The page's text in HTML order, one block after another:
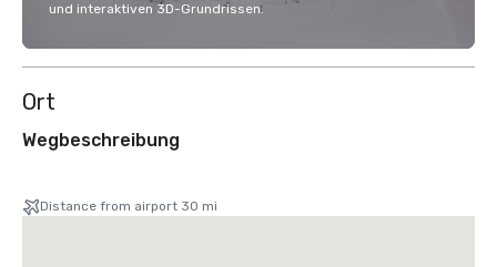
und interaktiven 3D-Grundrissen.
Ort
Wegbeschreibung
Distance from airport 30 mi